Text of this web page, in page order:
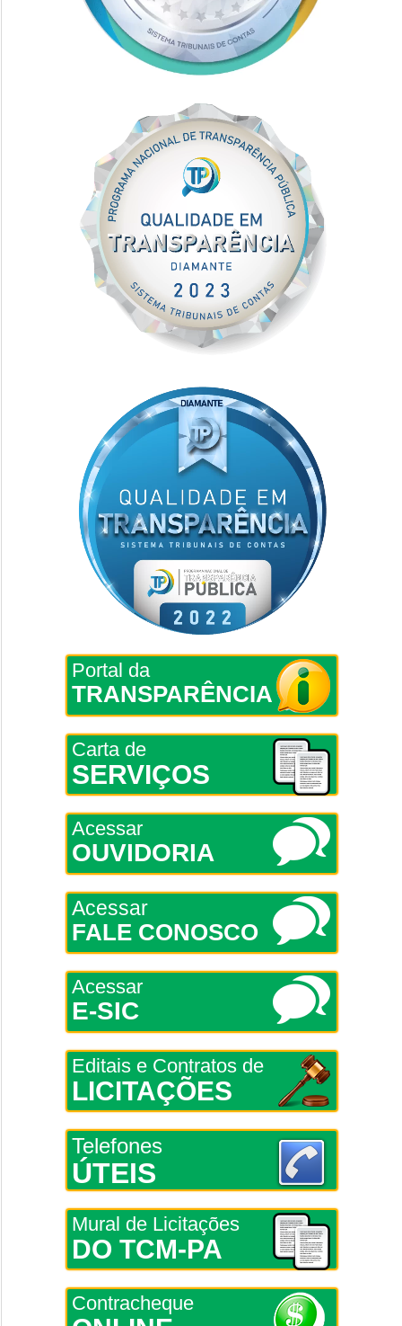
Portal da
TRANSPARÊNCIA
Carta de
SERVIÇOS
Acessar
OUVIDORIA
Acessar
FALE CONOSCO
Acessar
E-SIC
Editais e Contratos de
LICITAÇÕES
Telefones
ÚTEIS
Mural de Licitações
DO TCM-PA
Contracheque